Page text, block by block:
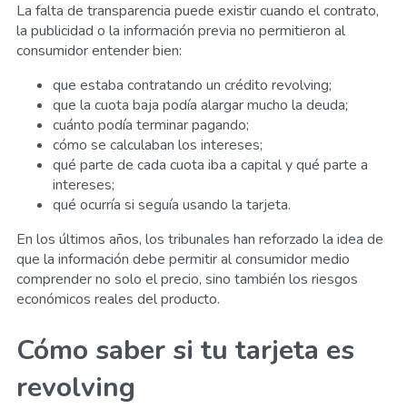
La falta de transparencia puede existir cuando el contrato,
la publicidad o la información previa no permitieron al
consumidor entender bien:
que estaba contratando un crédito revolving;
que la cuota baja podía alargar mucho la deuda;
cuánto podía terminar pagando;
cómo se calculaban los intereses;
qué parte de cada cuota iba a capital y qué parte a
intereses;
qué ocurría si seguía usando la tarjeta.
En los últimos años, los tribunales han reforzado la idea de
que la información debe permitir al consumidor medio
comprender no solo el precio, sino también los riesgos
económicos reales del producto.
Cómo saber si tu tarjeta es
revolving